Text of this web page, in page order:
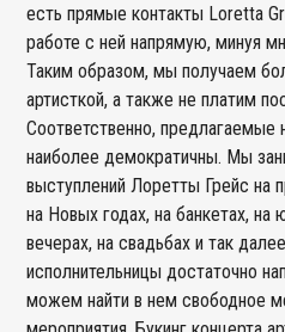
есть прямые контакты Loretta
работе с ней напрямую, минуя
Таким образом, мы получаем
артисткой, а также не платим
Соответственно, предлагаемые
наиболее демократичны. Мы
выступлений Лоретты Грейс на
на Новых годах, на банкетах, на
вечерах, на свадьбах и так
исполнительницы достаточно
можем найти в нем свободное